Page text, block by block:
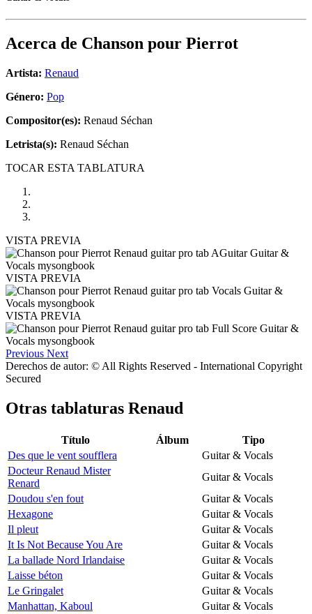
Acerca de Chanson pour Pierrot
Artista: Renaud
Género: Pop
Compositor(es): Renaud Séchan
Letrista(s): Renaud Séchan
TOCAR ESTA TABLATURA
VISTA PREVIA
VISTA PREVIA
VISTA PREVIA
Previous Next
Derechos de autor: © All Rights Reserved - International Copyright
Secured
Otras tablaturas Renaud
Título Álbum
Tipo
Des que le vent soufflera
Guitar & Vocals
Docteur Renaud Mister
Renard
Guitar & Vocals
Doudou s'en fout
Guitar & Vocals
Hexagone
Guitar & Vocals
Il pleut
Guitar & Vocals
It Is Not Because You Are
Guitar & Vocals
La ballade Nord Irlandaise
Guitar & Vocals
Laisse béton
Guitar & Vocals
Le Gringalet
Guitar & Vocals
Manhattan, Kaboul
Guitar & Vocals